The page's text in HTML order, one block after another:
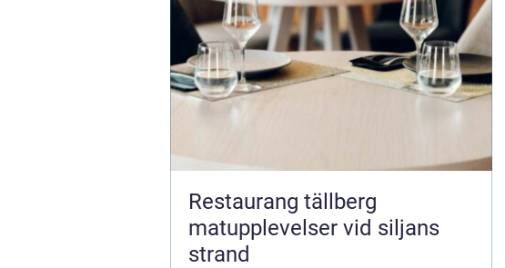
Restaurang tällberg
matupplevelser vid siljans
strand